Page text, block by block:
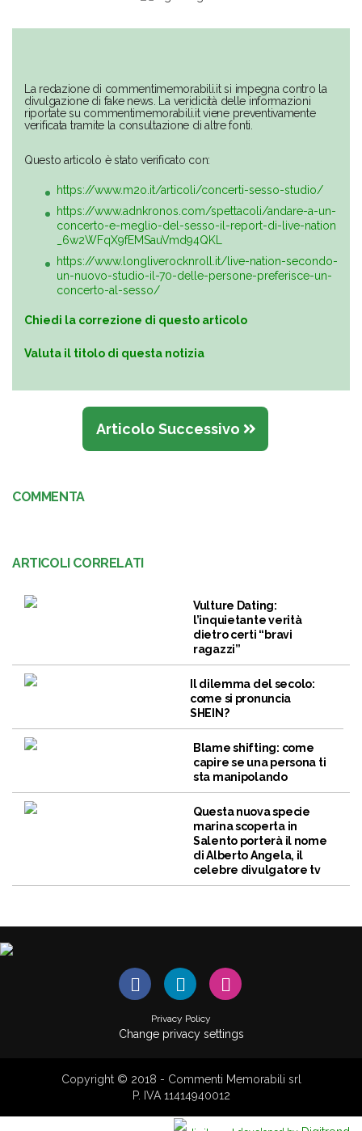
La redazione di commentimemorabili.it si impegna contro la
divulgazione di fake news. La veridicità delle informazioni
riportate su commentimemorabili.it viene preventivamente
verificata tramite la consultazione di altre fonti.
Questo articolo è stato verificato con:
https://www.m2o.it/articoli/concerti-sesso-studio/
https://www.adnkronos.com/spettacoli/andare-a-un-
concerto-e-meglio-del-sesso-il-report-di-live-nation
_6w2WFqX9fEMSauVmd94QKL
https://www.longliverocknroll.it/live-nation-secondo-
un-nuovo-studio-il-70-delle-persone-preferisce-un-
concerto-al-sesso/
Chiedi la correzione di questo articolo
Valuta il titolo di questa notizia
Articolo Successivo
COMMENTA
ARTICOLI CORRELATI
Vulture Dating:
l’inquietante verità
dietro certi “bravi
ragazzi”
Il dilemma del secolo:
come si pronuncia
SHEIN?
Blame shifting: come
capire se una persona ti
sta manipolando
Questa nuova specie
marina scoperta in
Salento porterà il nome
di Alberto Angela, il
celebre divulgatore tv
Privacy Policy
Change privacy settings
Copyright © 2018 - Commenti Memorabili srl
P. IVA 11414940012